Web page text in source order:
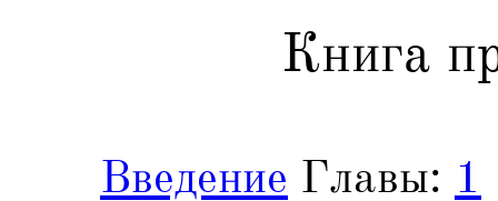
Книга
Введение Главы: 1